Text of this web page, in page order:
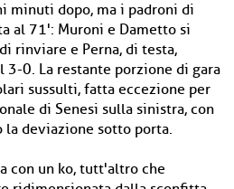
minuti dopo, ma i padroni di
al 71': Muroni e Dametto si
rinviare e Perna, di testa,
0. La restante porzione di gara
sussulti, fatta eccezione per
di Senesi sulla sinistra, con
la deviazione sotto porta.
con un ko, tutt'altro che